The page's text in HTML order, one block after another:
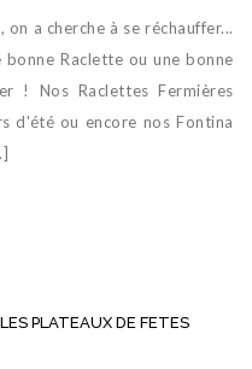
a cherche à se réchauffer...
Raclette ou une bonne
! Nos Raclettes Fermières
d'été ou encore nos Fontina
PLATEAUX DE FETES